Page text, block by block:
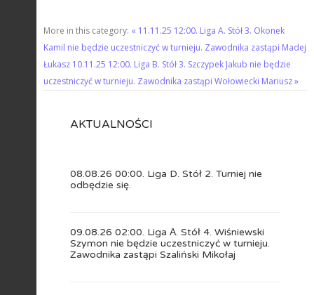
More in this category: « 11.11.25 12:00. Liga А. Stół 3. Okonek
Kamil nie będzie uczestniczyć w turnieju. Zawodnika zastąpi Madej
Łukasz 10.11.25 12:00. Liga B. Stół 3. Szczypek Jakub nie będzie
uczestniczyć w turnieju. Zawodnika zastąpi Wołowiecki Mariusz »
AKTUALNOŚCI
08.08.26 00:00. Liga D. Stół 2. Turniej nie
odbędzie się.
09.08.26 02:00. Liga А. Stół 4. Wiśniewski
Szymon nie będzie uczestniczyć w turnieju.
Zawodnika zastąpi Szaliński Mikołaj